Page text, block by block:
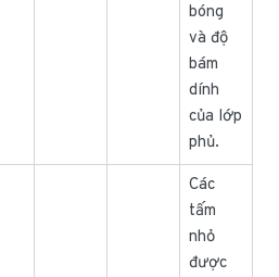
bóng
và độ
bám
dính
của lớp
phủ.
Các
tấm
nhỏ
được